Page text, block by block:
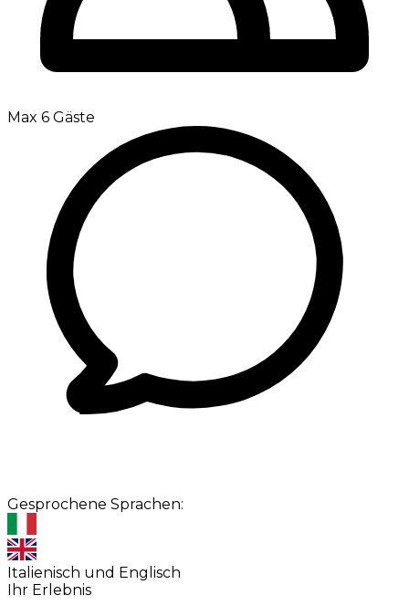
Max 6 Gäste
Gesprochene Sprachen:
Italienisch und Englisch
Ihr Erlebnis